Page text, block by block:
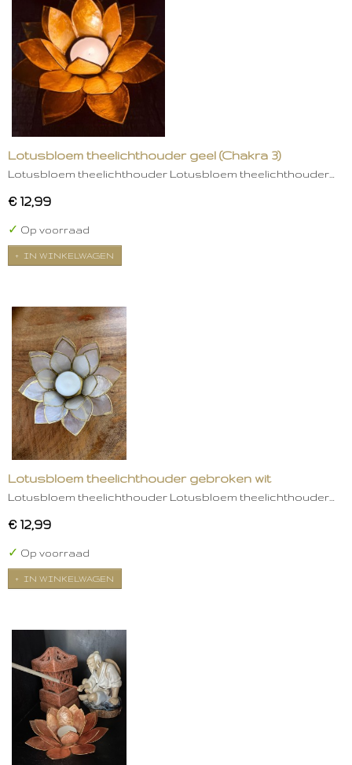
Lotusbloem theelichthouder geel (Chakra 3)
Lotusbloem theelichthouder Lotusbloem theelichthouder…
€ 12,99
✓ Op voorraad
IN WINKELWAGEN
Lotusbloem theelichthouder gebroken wit
Lotusbloem theelichthouder Lotusbloem theelichthouder…
€ 12,99
✓ Op voorraad
IN WINKELWAGEN